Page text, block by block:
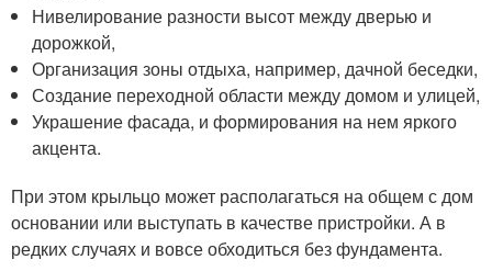
Нивелирование разности высот между дверью и
дорожкой,
Организация зоны отдыха, например, дачной беседки,
Создание переходной области между домом и улицей,
Украшение фасада, и формирования на нем яркого
акцента.
При этом крыльцо может располагаться на общем с дом
основании или выступать в качестве пристройки. А в
редких случаях и вовсе обходиться без фундамента.